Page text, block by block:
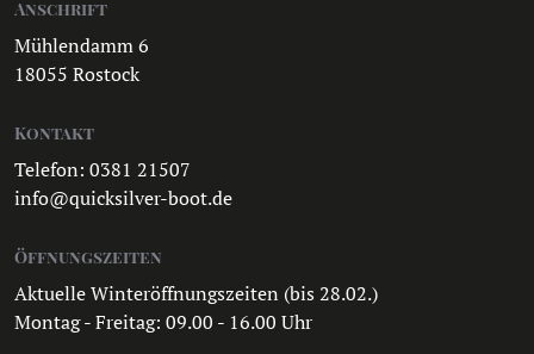
Anschrift
Mühlendamm 6
18055 Rostock
Kontakt
Telefon: 0381 21507
info@quicksilver-boot.de
Öffnungszeiten
Aktuelle Winteröffnungszeiten (bis 28.02.)
Montag - Freitag: 09.00 - 16.00 Uhr